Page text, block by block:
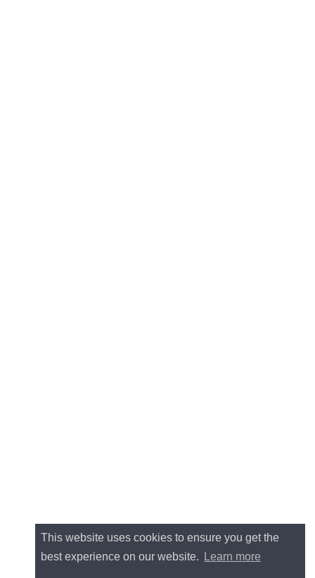
This website uses cookies to ensure you get the
best experience on our website.
Learn more